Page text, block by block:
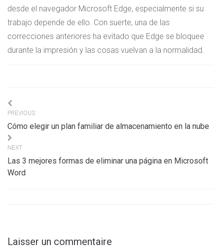
desde el navegador Microsoft Edge, especialmente si su
trabajo depende de ello. Con suerte, una de las
correcciones anteriores ha evitado que Edge se bloquee
durante la impresión y las cosas vuelvan a la normalidad.
Navigation
de
l’article
PREVIOUS
Cómo elegir un plan familiar de almacenamiento en la nube
NEXT
Las 3 mejores formas de eliminar una página en Microsoft
Word
Laisser un commentaire